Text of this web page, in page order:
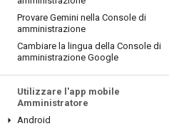
Provare Gemini nella Console di
amministrazione
Cambiare la lingua della Console di
amministrazione Google
Utilizzare l'app mobile
Amministratore
Android